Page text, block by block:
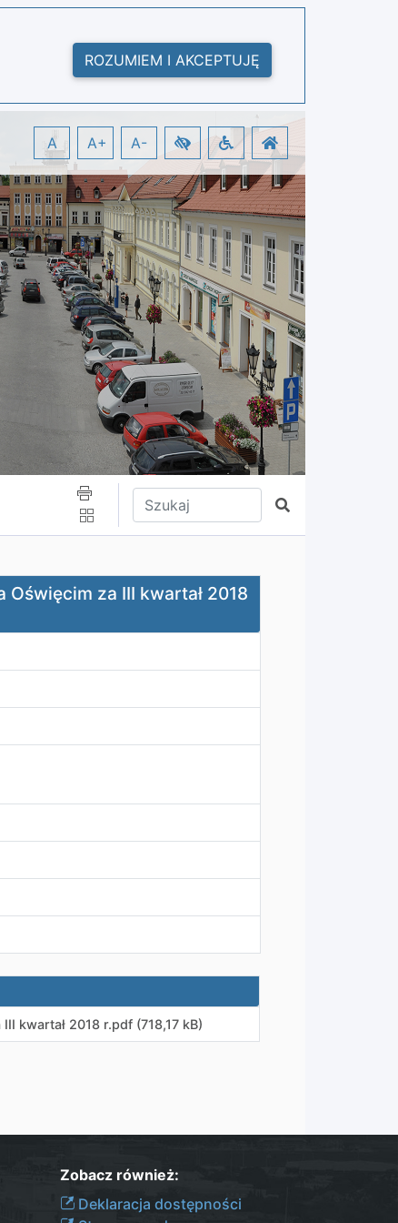
ROZUMIEM I AKCEPTUJĘ
A A+ A-
Wpisz tekst do wyszukania
Szukaj
III kwartał 2018 rza III kwartał 2018
kwartał 2018 r.pdf (718,17 kB)
Zobacz również:
Deklaracja dostępności